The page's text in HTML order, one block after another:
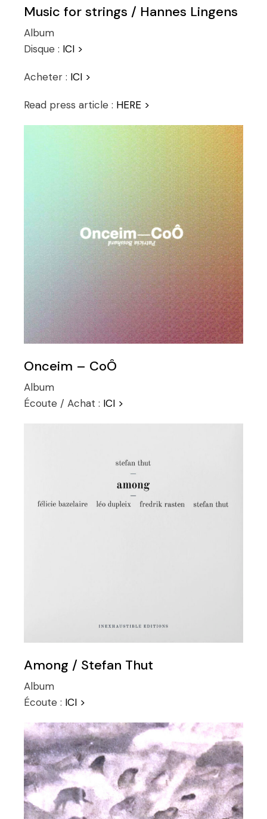
Music for strings / Hannes Lingens
Album
Disque : ICI >
Acheter : ICI >
Read press article : HERE >
Onceim – CoÔ
Album
Écoute / Achat : ICI >
Among / Stefan Thut
Album
Écoute : ICI >